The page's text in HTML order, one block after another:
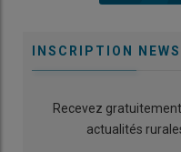
INSCRIPTION
Recevez
actualités